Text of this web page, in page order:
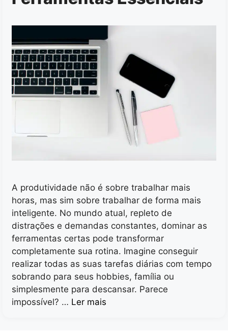
A produtividade não é sobre trabalhar mais
horas, mas sim sobre trabalhar de forma mais
inteligente. No mundo atual, repleto de
distrações e demandas constantes, dominar as
ferramentas certas pode transformar
completamente sua rotina. Imagine conseguir
realizar todas as suas tarefas diárias com tempo
sobrando para seus hobbies, família ou
simplesmente para descansar. Parece
impossível? … Ler mais